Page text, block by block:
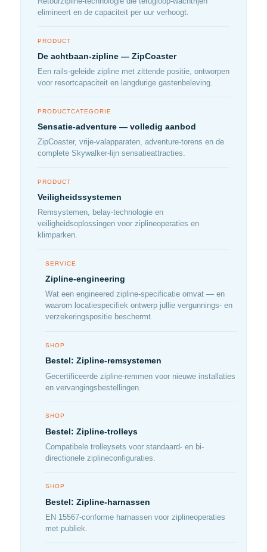
elimineert en de capaciteit per uur verhoogt.
PRODUCT
De achtbaan-zipline — ZipCoaster
Een rails-geleide zipline met zittende positie, ontworpen
voor resortcapaciteit en langdurige gastenbeleving.
PRODUCTCATEGORIE
Sensatie-adventure — volledig aanbod
ZipCoaster, vrije-valapparaten, adventure-torens en de
complete Skywalker-lijn sensatieattracties.
PRODUCT
Veiligheidssystemen
Remsystemen, belay-technologie en
veiligheidsoplossingen voor ziplineoperaties en
klimparken.
SERVICE
Zipline-engineering
Wat een engineered zipline-specificatie omvat — en
waarom locatiespecifiek ontwerp jullie vergunnings- en
verzekeringspositie beschermt.
SHOP
Bestel: Zipline-remsystemen
Gecertificeerde zipline-remmen voor nieuwe installaties
en vervangingsbestellingen.
SHOP
Bestel: Zipline-trolleys
Compatibele trolleysets voor standaard- en bi-
directionele ziplineconfiguraties.
SHOP
Bestel: Zipline-harnassen
EN 15567-conforme harnassen voor ziplineoperaties
met publiek.